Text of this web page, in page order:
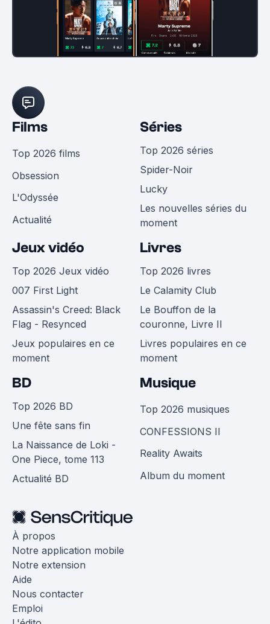
Films
Top 2026 films
Obsession
L'Odyssée
Actualité
Séries
Top 2026 séries
Spider-Noir
Lucky
Les nouvelles séries du
moment
Jeux vidéo
Top 2026 Jeux vidéo
007 First Light
Assassin's Creed: Black
Flag - Resynced
Jeux populaires en ce
moment
Livres
Top 2026 livres
Le Calamity Club
Le Bouffon de la
couronne, Livre II
Livres populaires en ce
moment
BD
Top 2026 BD
Une fête sans fin
La Naissance de Loki -
One Piece, tome 113
Actualité BD
Musique
Top 2026 musiques
CONFESSIONS II
Reality Awaits
Album du moment
À propos
Notre application mobile
Notre extension
Aide
Nous contacter
Emploi